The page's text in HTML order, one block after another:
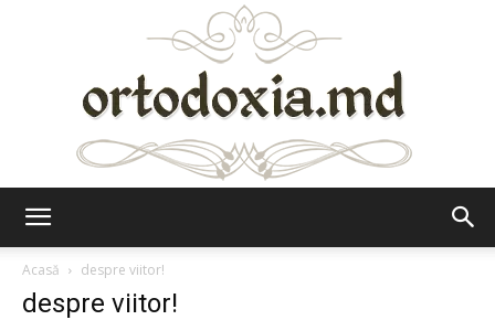
Acasă
despre viitor!
despre viitor!